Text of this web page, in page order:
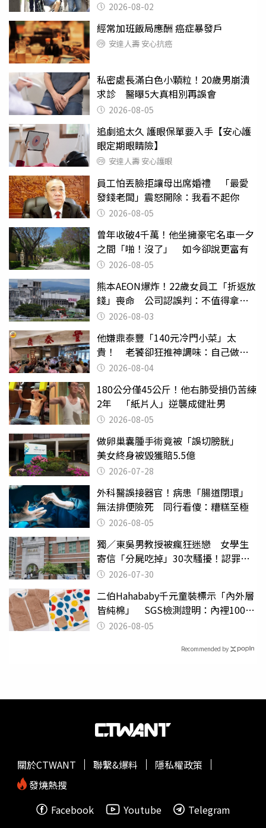
2026-08-02
經常加班飯局應酬 癌症暴發戶
安達人壽 安心抗癌
私密處長滿白色小顆粒！20歲男崩潰
求診 醫曝5大真相別再誤會
2026-08-05
追劇追太久 護眼保單要入手【安心護
眼定期眼睛險】
安達人壽 安心護眼
員工怕丟臉拒讓母出席婚禮 「最愛
發錢老闆」震怒開除：我看不起你
2026-08-05
曾年收破4千萬！他坐擁豪宅名車一夕
之間「啪！沒了」 如今卻說更富有
2026-08-05
熊本AEON爆炸！22歲女員工「折返放
錢」喪命 公司認誤判：不值得拿命
換 2026-08-03
他嫌鼎泰豐「140元冷門小菜」太
貴！ 老饕卻狂推神調味：自己做不
出來2026-08-04
180公分僅45公斤！他右肺受損仍苦練
2年 「紙片人」逆襲成健壯男
2026-08-05
做卵巢囊腫手術竟被「誤切膀胱」
美女終身被毀獲賠5.5億
2026-07-28
外科醫誤接器官！病患「腸道閉環」
無法排便險死 同行看傻：糟糕至極
2026-08-05
獨／東吳男教授被瘋狂迷戀 女學生
寄信「分屍吃掉」30次騷擾！認罪免
關 2026-07-30
二伯Hahababy千元童裝標示「內外層
皆純棉」 SGS檢測證明：內裡100%
聚酯纖維
2026-08-05
Recommended by
關於CTWANT 聯繫&爆料
隱私權政策
發燒熱搜
Facebook
Youtube Telegram